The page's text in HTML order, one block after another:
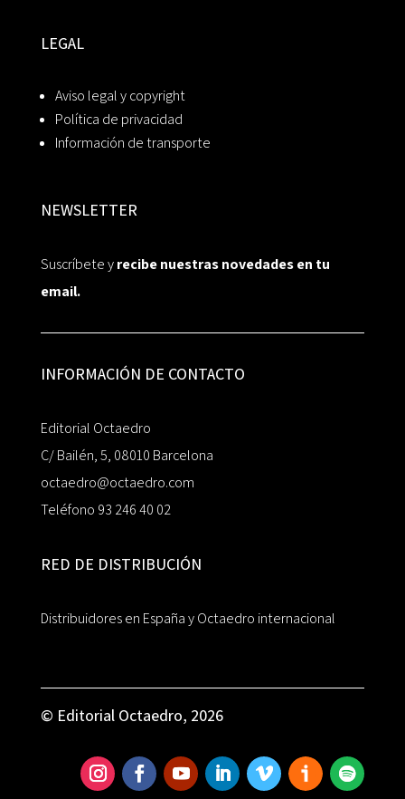
LEGAL
Aviso legal y copyright
Política de privacidad
Información de transporte
NEWSLETTER
Suscríbete yrecibe nuestras novedades en tu
email.
INFORMACIÓN DE CONTACTO
Editorial Octaedro
C/ Bailén, 5, 08010 Barcelona
octaedro@octaedro.com
Teléfono 93 246 40 02
RED DE DISTRIBUCIÓN
Distribuidores en España y Octaedro internacional
© Editorial Octaedro, 2026